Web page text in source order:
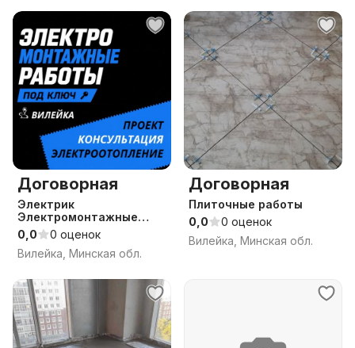
Договорная
Электрик
Электромонтажные
работы ПРОЕКТ
Электроотопление Под
ключ
0,0
0 оценок
Вилейка, Минская обл.
Договорная
Плиточные работы
0,0
0 оценок
Вилейка, Минская обл.